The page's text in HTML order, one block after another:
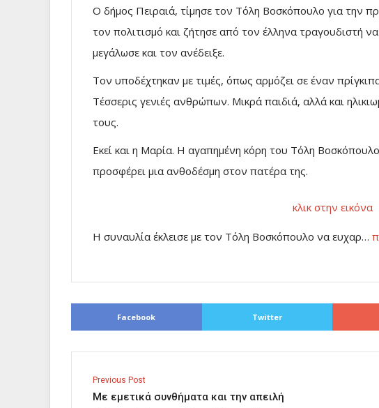
Ο δήμος Πειραιά, τίμησε τον Τόλη Βοσκόπουλο για την
τον πολιτισμό και ζήτησε από τον έλληνα τραγουδιστή
μεγάλωσε και τον ανέδειξε.
Τον υποδέχτηκαν με τιμές, όπως αρμόζει σε έναν
Τέσσερις γενιές ανθρώπων. Μικρά παιδιά, αλλά και
τους.
Εκεί και η Μαρία. Η αγαπημένη κόρη του Τόλη
προσφέρει μια ανθοδέσμη στον πατέρα της.
κλικ στην εικόνα
Η συναυλία έκλεισε με τον Τόλη Βοσκόπουλο να ευχαρ…
Facebook Twitter
Previous Post
Με εμετικά συνθήματα και την απειλή